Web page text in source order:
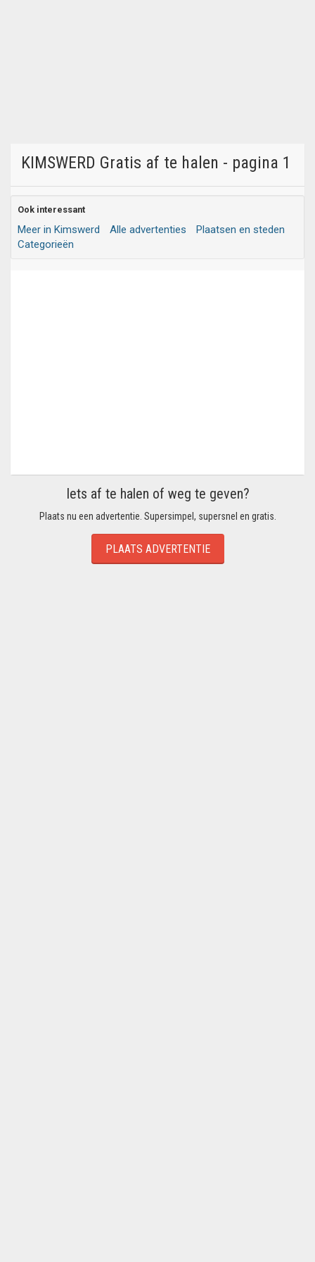
KIMSWERD Gratis af te halen - pagina 1
Ook interessant
Meer in Kimswerd Alle advertenties
Plaatsen en steden
Categorieën
Iets af te halen of weg te geven?
Plaats nu een advertentie. Supersimpel, supersnel en gratis.
PLAATS ADVERTENTIE